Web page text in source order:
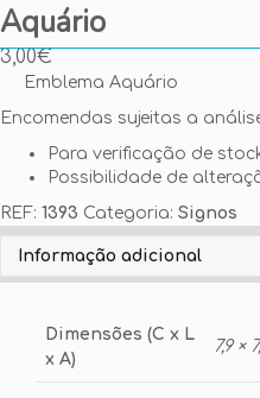
Aquário
3,00€
Emblema Aquário
Encomendas sujeitas a
Para verificação de
Possibilidade de
REF: 1393 Categoria: Signos
Personalize aqui o seu
Informação adicional
Dimensões (C x L
x A)
7,9 ×